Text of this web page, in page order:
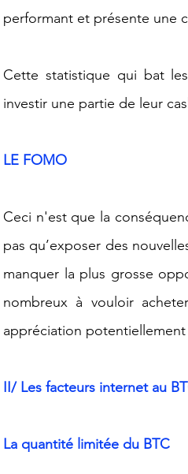
performant et présente une
Cette statistique qui bat
investir une partie de leur
LE FOMO
Ceci n'est que la
pas qu’exposer des
manquer la plus grosse
nombreux à vouloir
appréciation
II/ Les facteurs internet au
La quantité limitée du BTC